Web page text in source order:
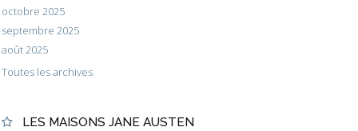
octobre 2025
septembre 2025
août 2025
Toutes les archives
LES MAISONS JANE AUSTEN